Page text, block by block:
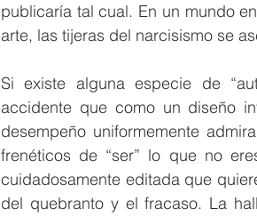
publicaría tal cual. En un mundo
arte, las tijeras del narcisismo se
Si existe alguna especie de
accidente que como un diseño
desempeño uniformemente
frenéticos de “ser” lo que no
cuidadosamente editada que
del quebranto y el fracaso. La